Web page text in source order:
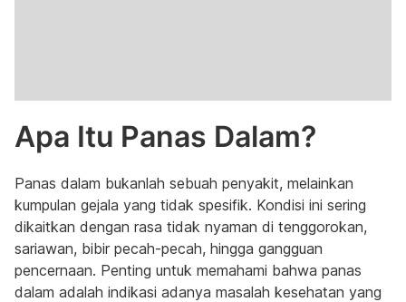
Apa Itu Panas Dalam?
Panas dalam bukanlah sebuah penyakit, melainkan
kumpulan gejala yang tidak spesifik. Kondisi ini sering
dikaitkan dengan rasa tidak nyaman di tenggorokan,
sariawan, bibir pecah-pecah, hingga gangguan
pencernaan. Penting untuk memahami bahwa panas
dalam adalah indikasi adanya masalah kesehatan yang